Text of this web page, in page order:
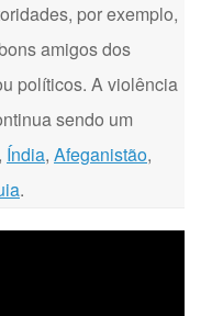
por exemplo,
amigos dos
políticos. A violência
sendo um
, Índia, Afeganistão,
.